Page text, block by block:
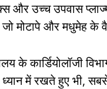
और उच्च उपवास
मोटापे और मधुमेह के
के कार्डियोलॉजी
में रखते हुए भी,